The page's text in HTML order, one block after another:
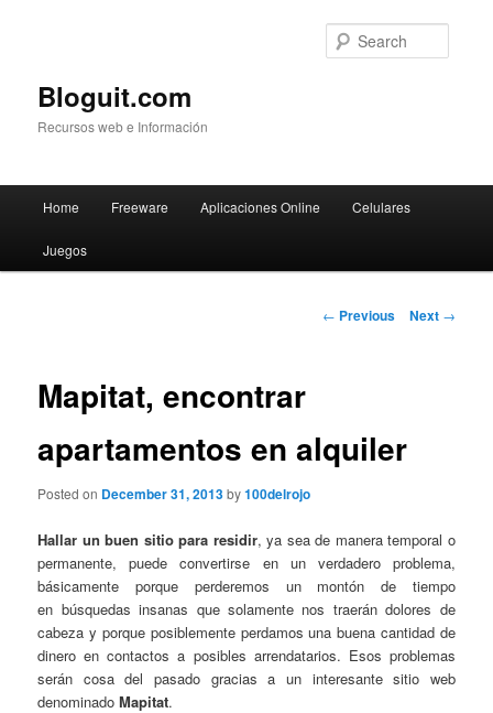
Bloguit.com
Recursos web e Información
Skip
to
Home Freeware Aplicaciones Online Celulares
Juegos
Post
← Previous Next →
Mapitat, encontrar
apartamentos en alquiler
Posted on December 31, 2013by100delrojo
Hallar un buen sitio para residir, ya sea de manera temporal o
permanente, puede convertirse en un verdadero problema,
básicamente porque perderemos un montón de tiempo
en búsquedas insanas que solamente nos traerán dolores de
cabeza y porque posiblemente perdamos una buena cantidad de
dinero en contactos a posibles arrendatarios. Esos problemas
serán cosa del pasado gracias a un interesante sitio web
denominadoMapitat.